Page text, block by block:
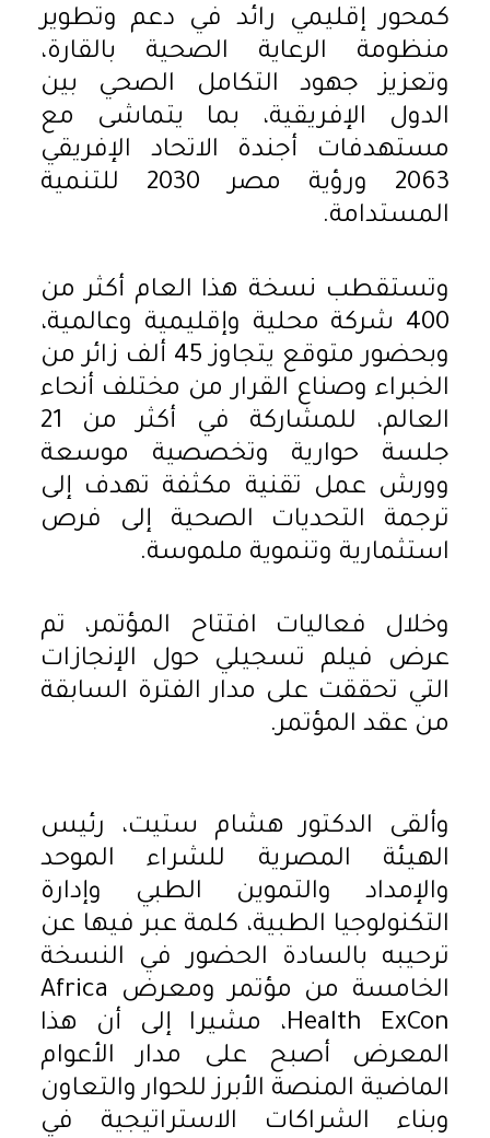
كمحور إقليمي رائد في دعم وتطوير
منظومة الرعاية الصحية بالقارة،
وتعزيز جهود التكامل الصحي بين
الدول الإفريقية، بما يتماشى مع
مستهدفات أجندة الاتحاد الإفريقي
2063 ورؤية مصر 2030 للتنمية
المستدامة.
وتستقطب نسخة هذا العام أكثر من
400 شركة محلية وإقليمية وعالمية،
وبحضور متوقع يتجاوز 45 ألف زائر من
الخبراء وصناع القرار من مختلف أنحاء
العالم، للمشاركة في أكثر من 21
جلسة حوارية وتخصصية موسعة
وورش عمل تقنية مكثفة تهدف إلى
ترجمة التحديات الصحية إلى فرص
استثمارية وتنموية ملموسة.
وخلال فعاليات افتتاح المؤتمر، تم
عرض فيلم تسجيلي حول الإنجازات
التي تحققت على مدار الفترة السابقة
من عقد المؤتمر.
وألقى الدكتور هشام ستيت، رئيس
الهيئة المصرية للشراء الموحد
والإمداد والتموين الطبي وإدارة
التكنولوجيا الطبية، كلمة عبر فيها عن
ترحيبه بالسادة الحضور في النسخة
الخامسة من مؤتمر ومعرض Africa
Health ExCon، مشيرا إلى أن هذا
المعرض أصبح على مدار الأعوام
الماضية المنصة الأبرز للحوار والتعاون
وبناء الشراكات الاستراتيجية في